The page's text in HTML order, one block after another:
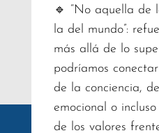
🔹 “No aquella de
la del mundo”:
más allá de lo
podríamos
de la conciencia,
emocional o
de los valores